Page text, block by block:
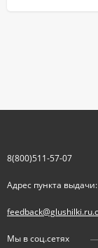
8(800)511-57-07
Адрес пункта
Мы в соц.сетях